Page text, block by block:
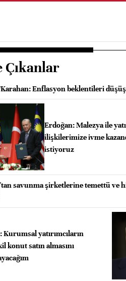
Çıkanlar
Enflasyon beklentileri
Erdoğan: Malezya ile
ilişkilerimize ivme
istiyoruz
savunma şirketlerine temettü ve
Kurumsal yatırımcıların
konut satın almasını